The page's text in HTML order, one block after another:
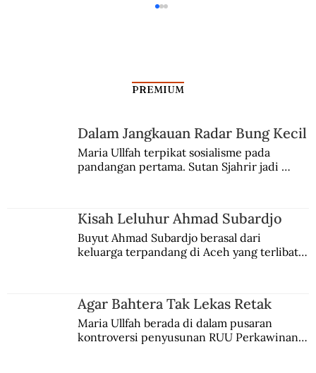
Gempa Bumi Terbesar di Indonesia
PREMIUM
Dalam Jangkauan Radar Bung Kecil
Maria Ullfah terpikat sosialisme pada
pandangan pertama. Sutan Sjahrir jadi
Kisah Leluhur Ahmad Subardjo
Buyut Ahmad Subardjo berasal dari
keluarga terpandang di Aceh yang terlibat
Agar Bahtera Tak Lekas Retak
Maria Ullfah berada di dalam pusaran
kontroversi penyusunan RUU Perkawinan.